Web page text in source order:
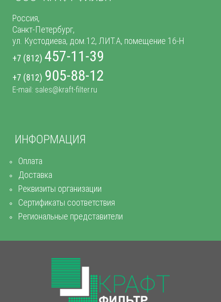
ИНФОРМАЦИЯ
Оплата
Доставка
Реквизиты организации
Сертификаты соответствия
Региональные представители
Россия,
Санкт-Петербург,
ул. Кустодиева, дом.12, ЛИТ.А, помещение 16-Н
+7 (812) 457-11-39
+7 (812) 905-88-12
E-mail: sales@kraft-filter.ru